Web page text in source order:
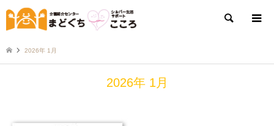
検索
2026年 1月
2026年 1月